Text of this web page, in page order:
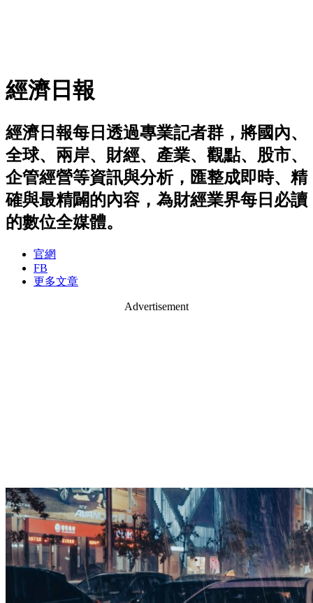
經濟日報
經濟日報每日透過專業記者群，將國內、
全球、兩岸、財經、產業、觀點、股市、
企管經營等資訊與分析，匯整成即時、精
確與最精闢的內容，為財經業界每日必讀
的數位全媒體。
官網
FB
更多文章
Advertisement